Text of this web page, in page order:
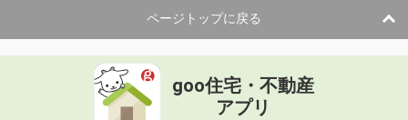
ページトップに戻る
goo住宅・不動産
アプリ